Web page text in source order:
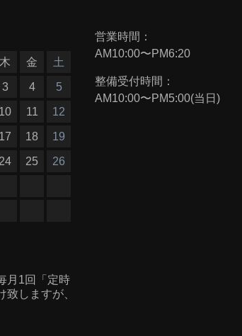
木 金
土
3 4
5
10 11
12
17 18
19
24 25
26
月1回「定時
しますが、
営業時間：
AM10:00〜PM6:20
整備受付時間：
AM10:00〜PM5:00(当日)